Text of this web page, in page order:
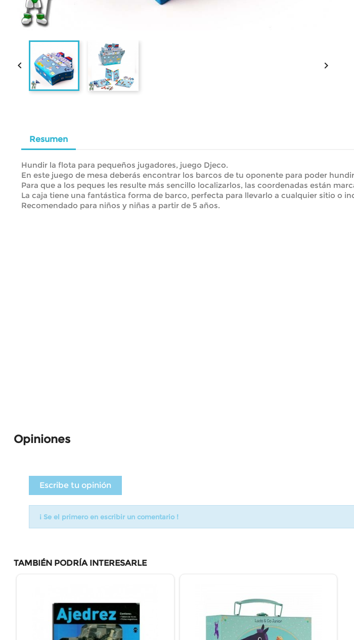
 
Resumen
Hundir la flota para pequeños jugadores, juego Djeco.
En este juego de mesa deberás encontrar los barcos de tu oponente para poder
Para que a los peques les resulte más sencillo localizarlos, las coordenadas están
La caja tiene una fantástica forma de barco, perfecta para llevarlo a cualquier sitio o
Recomendado para niños y niñas a partir de 5 años.
Opiniones
Escribe tu opinión
¡ Se el primero en escribir un comentario !
TAMBIÉN PODRÍA INTERESARLE